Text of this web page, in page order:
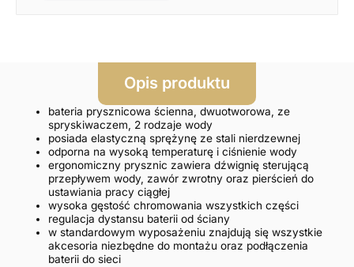
Opis produktu
bateria prysznicowa ścienna, dwuotworowa, ze
spryskiwaczem, 2 rodzaje wody
posiada elastyczną sprężynę ze stali nierdzewnej
odporna na wysoką temperaturę i ciśnienie wody
ergonomiczny prysznic zawiera dźwignię sterującą
przepływem wody, zawór zwrotny oraz pierścień do
ustawiania pracy ciągłej
wysoka gęstość chromowania wszystkich części
regulacja dystansu baterii od ściany
w standardowym wyposażeniu znajdują się wszystkie
akcesoria niezbędne do montażu oraz podłączenia
baterii do sieci